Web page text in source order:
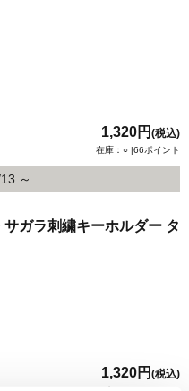
1,320円 (税込)
在庫：○ |66ポイント
～
ガラ刺繍キーホルダー タ
1,320円 (税込)